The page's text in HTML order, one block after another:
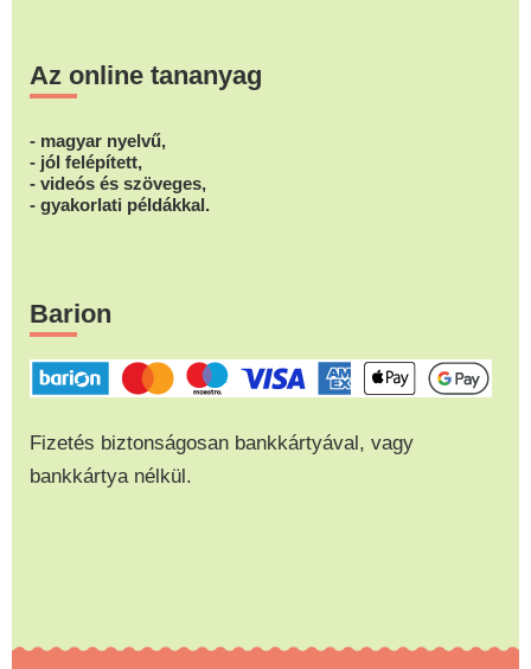
Az online tananyag
- magyar nyelvű,
- jól felépített,
- videós és szöveges,
- gyakorlati példákkal.
Barion
Fizetés biztonságosan bankkártyával, vagy
bankkártya nélkül.